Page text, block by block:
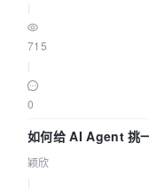
715
0
如何给 AI Agent 挑
颖欣